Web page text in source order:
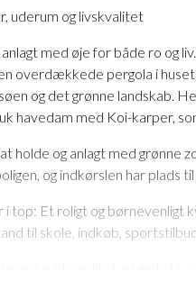
uderum og livskvalitet
med øje for både ro og
overdækkede pergola i
og det grønne landskab.
havedam med Koi-karper,
holde og anlagt med grønne
og indkørslen har plads
i top: Et roligt og børnevenligt
til skole, indkøb,